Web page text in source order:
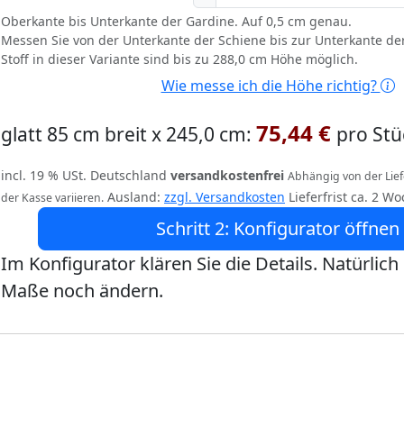
Oberkante bis Unterkante der Gardine. Auf 0,5 cm genau.
Messen Sie von der Unterkante der Schiene bis zur Unterkante
Stoff in dieser Variante sind bis zu 288,0 cm Höhe möglich.
Wie messe ich die Höhe richtig?
glatt 85 cm breit x 245,0 cm: 75,44 € pro
incl. 19 % USt. Deutschland versandkostenfrei Abhängig von der
der Kasse variieren. Ausland: zzgl. Versandkosten Lieferfrist ca. 2
Schritt 2: Konfigurator öffnen
Im Konfigurator klären Sie die Details. Natürlich
Maße noch ändern.